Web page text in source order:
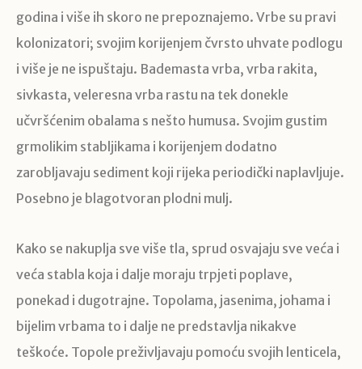
godina i više ih skoro ne prepoznajemo. Vrbe su pravi
kolonizatori; svojim korijenjem čvrsto uhvate podlogu
i više je ne ispuštaju. Bademasta vrba, vrba rakita,
sivkasta, veleresna vrba rastu na tek donekle
učvršćenim obalama s nešto humusa. Svojim gustim
grmolikim stabljikama i korijenjem dodatno
zarobljavaju sediment koji rijeka periodički naplavljuje.
Posebno je blagotvoran plodni mulj.
Kako se nakuplja sve više tla, sprud osvajaju sve veća i
veća stabla koja i dalje moraju trpjeti poplave,
ponekad i dugotrajne. Topolama, jasenima, johama i
bijelim vrbama to i dalje ne predstavlja nikakve
teškoće. Topole preživljavaju pomoću svojih lenticela,